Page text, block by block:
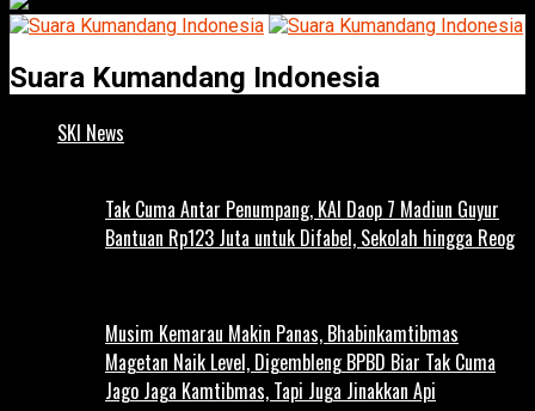
Suara Kumandang Indonesia
SKI News
Tak Cuma Antar Penumpang, KAI Daop 7 Madiun Guyur
Bantuan Rp123 Juta untuk Difabel, Sekolah hingga Reog
Musim Kemarau Makin Panas, Bhabinkamtibmas
Magetan Naik Level, Digembleng BPBD Biar Tak Cuma
Jago Jaga Kamtibmas, Tapi Juga Jinakkan Api